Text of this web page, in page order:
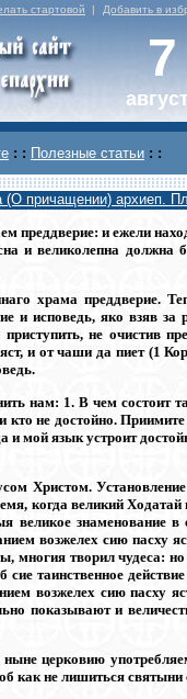
стартовой | Добавить в
7
: : Полезные статьи : :
причащении) архиеп.
преддверие: и ежели
и великолепна должна
храма преддверие.
и исповедь, яко взяв за
не очистив
и от чаши да пиет (1
нам: 1. В чем состоит
кто не достойно.
и мой язык устроит
Христом.
когда великий
великое знаменование в
возжелех сию пасху
многия творил чудеса:
таинственное
возжелех сию пасху
показывают и
ныне церковию
как не лишиться святыни